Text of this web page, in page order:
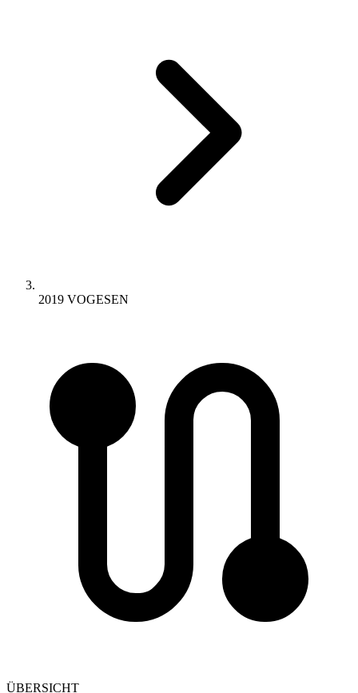
2019 VOGESEN
ÜBERSICHT